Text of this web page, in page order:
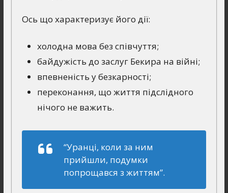
Ось що характеризує його дії:
холодна мова без співчуття;
байдужість до заслуг Бекира на війні;
впевненість у безкарності;
переконання, що життя підслідного
нічого не важить.
“Уранці, коли за ним
прийшли, подумки
попрощався з життям”.